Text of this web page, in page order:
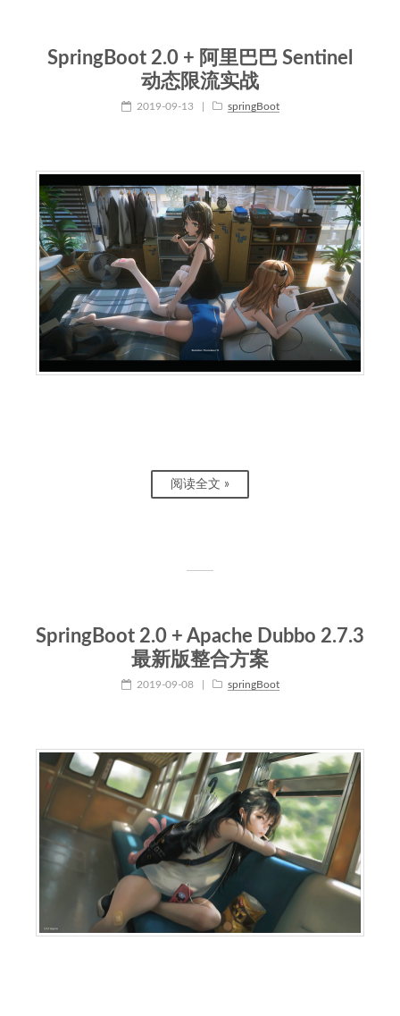
SpringBoot 2.0 + 阿里巴巴 Sentinel
动态限流实战
2019-09-13 springBoot
阅读全文 »
SpringBoot 2.0 + Apache Dubbo 2.7.3
最新版整合方案
2019-09-08 springBoot